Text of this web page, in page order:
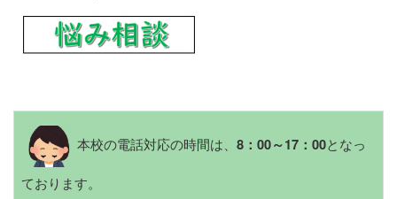
本校の電話対応の時間は、 8：00～17：00となっ
ております。